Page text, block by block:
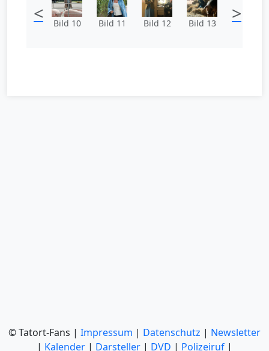
< Bild 10 Bild 11 Bild 12 Bild 13 >
© Tatort-Fans | Impressum | Datenschutz | Newsletter
| Kalender | Darsteller | DVD | Polizeiruf |